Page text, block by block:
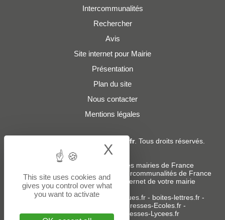
Intercommunalités
Rechercher
Avis
Site internet pour Mairie
Présentation
Plan du site
Nous contacter
Mentions légales
Adresses-Mairies.fr. Tous droits réservés.
Services :
Liste des adresses e-mails des mairies de France
Liste des adresses e-mails des intercommunalités de France
-Création ou refonte du site internet de votre mairie
Sites partenaires:donneespubliques.fr- boites-lettres.fr-
Adresses-Ecoles.fr -
Adresses-Colleges.fr- Adresses-Lycees.fr
This site uses cookies and
gives you control over what
you want to activate
X